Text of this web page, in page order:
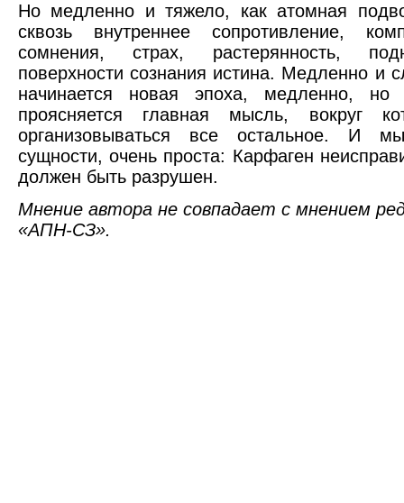
Но медленно и тяжело, как атомная
сквозь внутреннее сопротивление,
сомнения, страх, растерянность,
поверхности сознания истина. Медленно и
начинается новая эпоха, медленно, но
проясняется главная мысль, вокруг
организовываться все остальное. И
сущности, очень проста: Карфаген
должен быть разрушен.
Мнение автора не совпадает с мнением
«АПН-СЗ».